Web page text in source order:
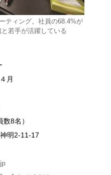
ティング。社員の68.4%が
若手が活躍している
月
8名）
明2-11-17